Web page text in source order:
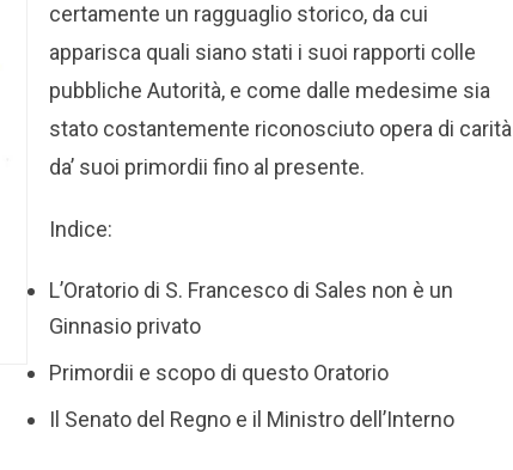
certamente un ragguaglio storico, da cui
apparisca quali siano stati i suoi rapporti colle
pubbliche Autorità, e come dalle medesime sia
stato costantemente riconosciuto opera di carità
da’ suoi primordii fino al presente.
Indice:
L’Oratorio di S. Francesco di Sales non è un
Ginnasio privato
Primordii e scopo di questo Oratorio
Il Senato del Regno e il Ministro dell’Interno